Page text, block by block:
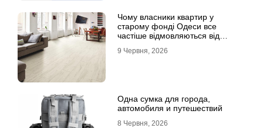
Чому власники квартир у
старому фонді Одеси все
частіше відмовляються від
9 Червня, 2026
Одна сумка для города,
автомобиля и путешествий
8 Червня, 2026